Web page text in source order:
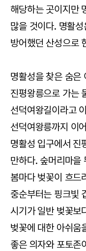
해당하는 곳이지만
많을 것이다. 명활
방어했던 산성으로
명활성을 찾은 숨은
진평왕릉으로 가는
선덕여왕길이라고
선덕여왕릉까지 이
명활성 입구에서 진
만하다. 숲머리마을
봄마다 벚꽃이 흐드
중순부터는 핑크빛
시기가 일반 벚꽃보
벚꽃에 대한 아쉬움
좋은 의자와 포토존